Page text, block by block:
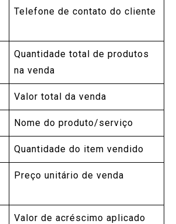
Telefone de contato do cliente
Quantidade total de produtos
na venda
Valor total da venda
Nome do produto/serviço
Quantidade do item vendido
Preço unitário de venda
Valor de acréscimo aplicado